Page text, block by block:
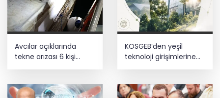
Avcılar açıklarında
tekne arızası 6 kişi
kurtarıldı
KOSGEB’den yeşil
teknoloji girişimlerine
6,5 milyon TL’ye kadar